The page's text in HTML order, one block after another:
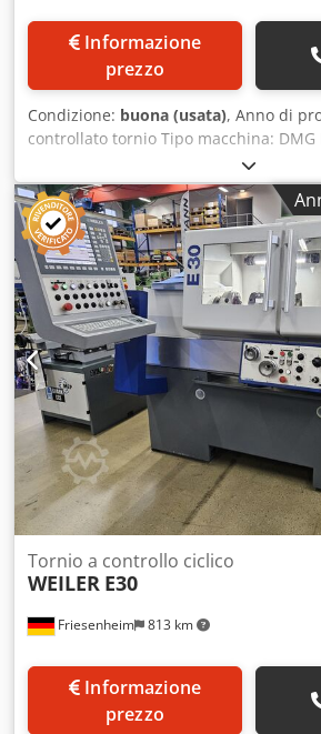
prezzo
Condizione: buona (usata), Anno di
controllato tornio Tipo macchina: DMG
Heidenhain Manual plus Anno di
Disponibile dal: sofort / now
Lunghezza max. di tornitura: 750 mm
Diametro di tornitura: 320 mm
Regime di giri: 10 - 4.000 rpm Rapporti
Potenza motrice: 9 kW Contropunta:
assorbita: 14 kVA kW Peso macchina:
(lung.x largh.x alt.): 2,45 x 1,67 x 1,83 m
Mandrino a pinze: Multifix B Nessun
Nessun raffreddamento interno
Friesenheim 813 km
Tornio a controllo ciclico
WEILER E30
prezzo